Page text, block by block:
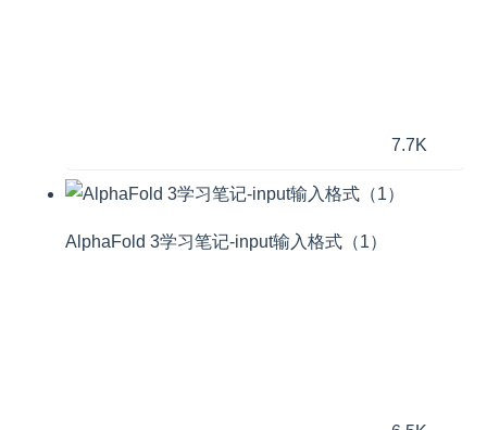
7.7K
AlphaFold 3学习笔记-input输入格式（1）